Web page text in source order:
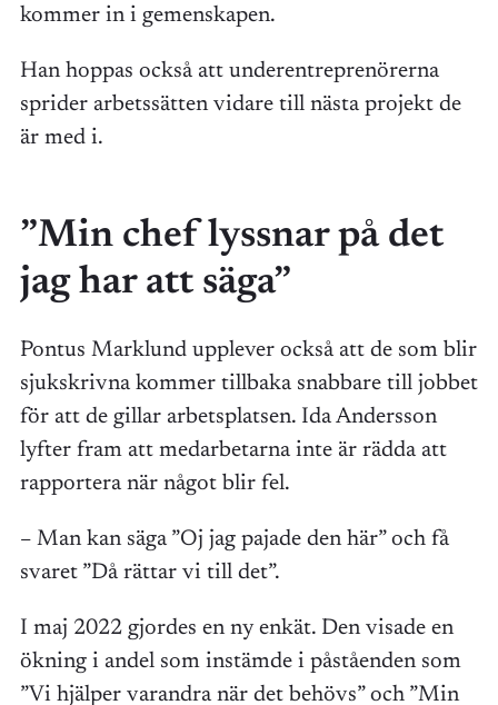
kommer in i gemenskapen.
Han hoppas också att underentreprenörerna
sprider arbetssätten vidare till nästa projekt de
är med i.
”Min chef lyssnar på det
jag har att säga”
Pontus Marklund upplever också att de som blir
sjukskrivna kommer tillbaka snabbare till jobbet
för att de gillar arbetsplatsen. Ida Andersson
lyfter fram att medarbetarna inte är rädda att
rapportera när något blir fel.
– Man kan säga ”Oj jag pajade den här” och få
svaret ”Då rättar vi till det”.
I maj 2022 gjordes en ny enkät. Den visade en
ökning i andel som instämde i påståenden som
”Vi hjälper varandra när det behövs” och ”Min